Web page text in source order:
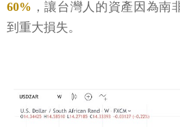
60% ，讓台灣人的資產因為南
到重大損失。